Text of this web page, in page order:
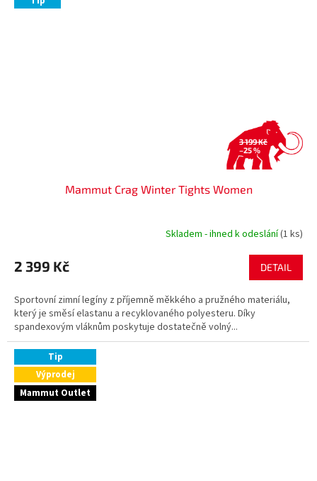
3 199 Kč
–25 %
Mammut Crag Winter Tights Women
Skladem - ihned k odeslání(1 ks)
2 399 Kč DETAIL
Sportovní zimní legíny z příjemně měkkého a pružného materiálu,
který je směsí elastanu a recyklovaného polyesteru. Díky
spandexovým vláknům poskytuje dostatečně volný...
Tip
Výprodej
Mammut Outlet